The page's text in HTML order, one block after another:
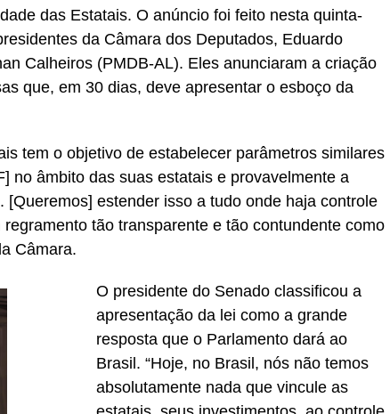
das Estatais. O anúncio foi feito nesta quinta-
da Câmara dos Deputados, Eduardo
Calheiros (PMDB-AL). Eles anunciaram a criação
que, em 30 dias, deve apresentar o esboço da
tem o objetivo de estabelecer parâmetros similares
no âmbito das suas estatais e provavelmente a
[Queremos] estender isso a tudo onde haja controle
tão transparente e tão contundente como
Câmara.
O presidente do Senado classificou a
apresentação da lei como a grande
resposta que o Parlamento dará ao
Brasil. “Hoje, no Brasil, nós não temos
absolutamente nada que vincule as